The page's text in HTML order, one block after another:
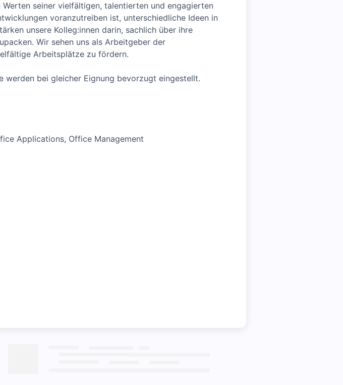
seiner vielfältigen, talentierten und engagierten
voranzutreiben ist, unterschiedliche Ideen in
unsere Kolleg:innen darin, sachlich über ihre
Wir sehen uns als Arbeitgeber der
Arbeitsplätze zu fördern.
werden bei gleicher Eignung bevorzugt eingestellt.
Applications, Office Management